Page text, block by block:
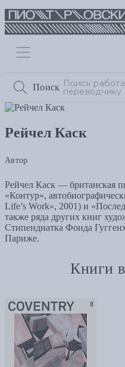
Поиск
Рейчел Каск
Автор
Рейчел Каск — британская
«Контур»,
Life’s Work», 2001) и
также ряда других книг
Стипендиатка Фонда
Париже.
Книги